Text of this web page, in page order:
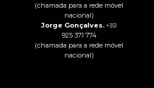
(chamada para a rede móvel
nacional)
Jorge Gonçalves. +351
925 371 774
(chamada para a rede móvel
nacional)